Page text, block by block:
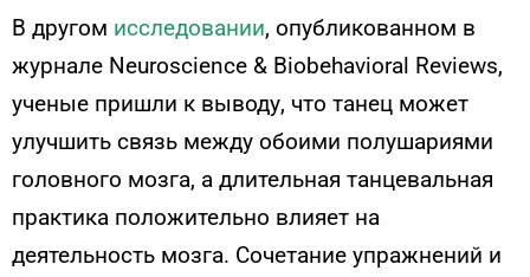
В другом исследовании, опубликованном в
журнале Neuroscience & Biobehavioral Reviews,
ученые пришли к выводу, что танец может
улучшить связь между обоими полушариями
головного мозга, а длительная танцевальная
практика положительно влияет на
деятельность мозга. Сочетание упражнений и